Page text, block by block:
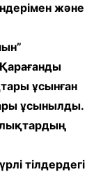
және
ұсынған
ұсынылды.
тілдердегі